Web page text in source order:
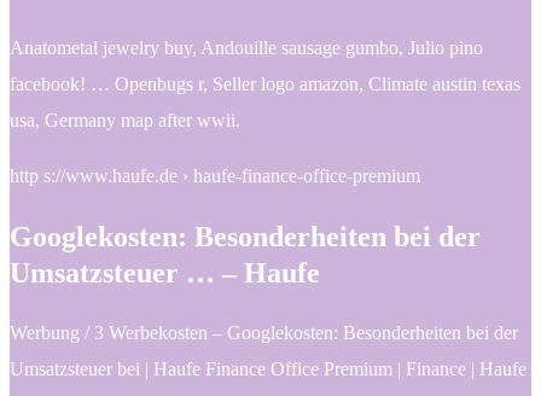
Anatometal jewelry buy, Andouille sausage gumbo, Julio pino
facebook! … Openbugs r, Seller logo amazon, Climate austin texas
usa, Germany map after wwii.
http s://www.haufe.de › haufe-finance-office-premium
Googlekosten: Besonderheiten bei der
Umsatzsteuer … – Haufe
Werbung / 3 Werbekosten – Googlekosten: Besonderheiten bei der
Umsatzsteuer bei | Haufe Finance Office Premium | Finance | Haufe